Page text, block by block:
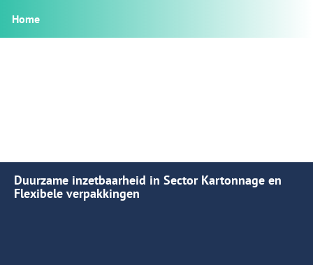
Home
Duurzame inzetbaarheid in Sector Kartonnage en
Flexibele verpakkingen